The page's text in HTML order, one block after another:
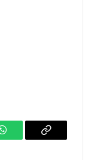
WhatsAppCopy